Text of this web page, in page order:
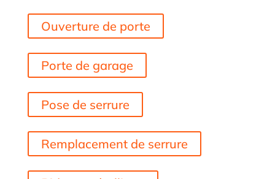
Ouverture de porte
Porte de garage
Pose de serrure
Remplacement de serrure